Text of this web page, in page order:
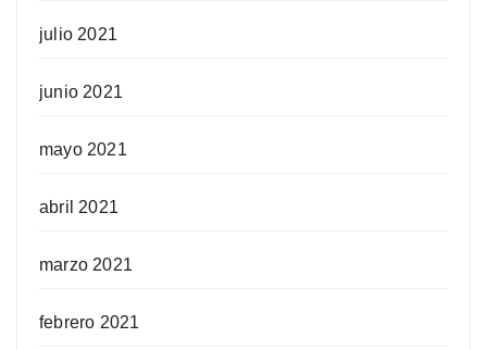
julio 2021
junio 2021
mayo 2021
abril 2021
marzo 2021
febrero 2021